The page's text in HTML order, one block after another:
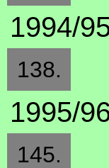
1994/
138.
1995/
145.